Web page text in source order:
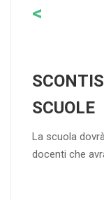
<
SCUOLE
La scuola
docenti che